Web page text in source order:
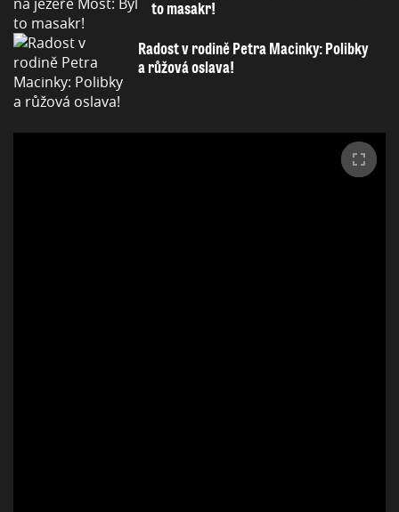
to masakr!
Radost v rodině Petra Macinky: Polibky
a růžová oslava!